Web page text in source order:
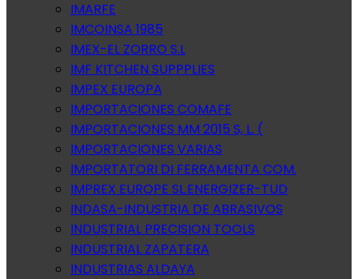
IMARFE
IMCOINSA 1985
IMEX-EL ZORRO S.L
IMF KITCHEN SUPPPLIES
IMPEX EUROPA
IMPORTACIONES COMAFE
IMPORTACIONES MM 2015 S, L. (
IMPORTACIONES VARIAS
IMPORTATORI DI FERRAMENTA COM.
IMPREX EUROPE SL.ENERGIZER-TUD
INDASA-INDUSTRIA DE ABRASIVOS
INDUSTRIAL PRECISION TOOLS
INDUSTRIAL ZAPATERA
INDUSTRIAS ALDAYA